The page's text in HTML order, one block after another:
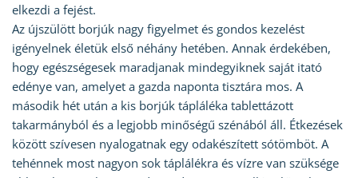
elkezdi a fejést.
Az újszülött borjúk nagy figyelmet és gondos kezelést
igényelnek életük első néhány hetében. Annak érdekében,
hogy egészségesek maradjanak mindegyiknek saját itató
edénye van, amelyet a gazda naponta tisztára mos. A
második hét után a kis borjúk tápláléka tablettázott
takarmányból és a legjobb minőségű szénából áll. Étkezések
között szívesen nyalogatnak egy odakészített sótömböt. A
tehénnek most nagyon sok táplálékra és vízre van szüksége